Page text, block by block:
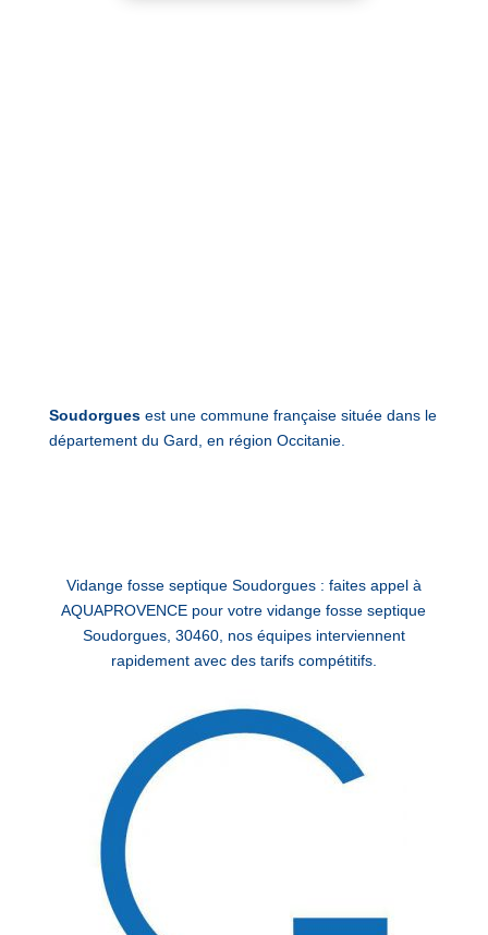
Soudorguesest une commune française située dans le
département du Gard, en région Occitanie.
Vidange fosse septique Soudorgues : faites appel à
AQUAPROVENCE pour votre vidange fosse septique
Soudorgues, 30460, nos équipes interviennent
rapidement avec des tarifs compétitifs.